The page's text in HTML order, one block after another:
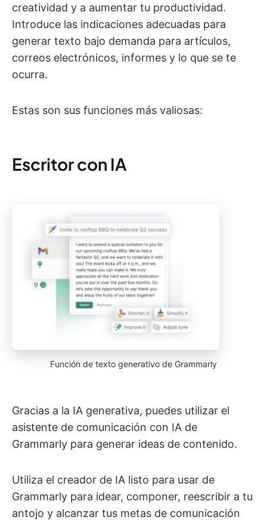
creatividad y a aumentar tu productividad.
Introduce las indicaciones adecuadas para
generar texto bajo demanda para artículos,
correos electrónicos, informes y lo que se te
ocurra.
Estas son sus funciones más valiosas:
Escritor con IA
Función de texto generativo de Grammarly
Gracias a la IA generativa, puedes utilizar el
asistente de comunicación con IA de
Grammarly para generar ideas de contenido.
Utiliza el creador de IA listo para usar de
Grammarly para idear, componer, reescribir a tu
antojo y alcanzar tus metas de comunicación